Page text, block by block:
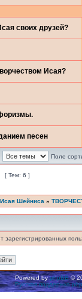
своих друзей?
Исая?
песен
Поле
[ Тем: 6 ]
Шейниса »
Powered byphpBB©
Русская поддержка